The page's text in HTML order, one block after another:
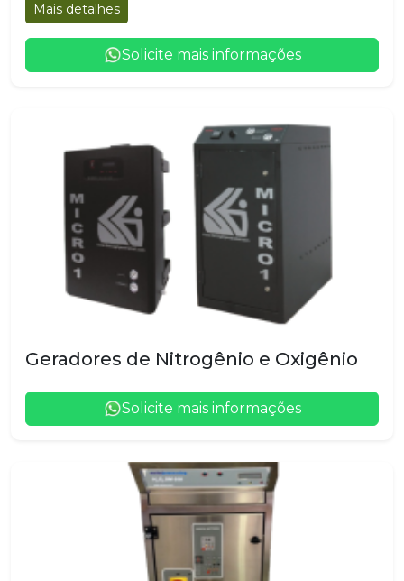
Mais detalhes
Solicite mais informações
Geradores de Nitrogênio e Oxigênio
Solicite mais informações